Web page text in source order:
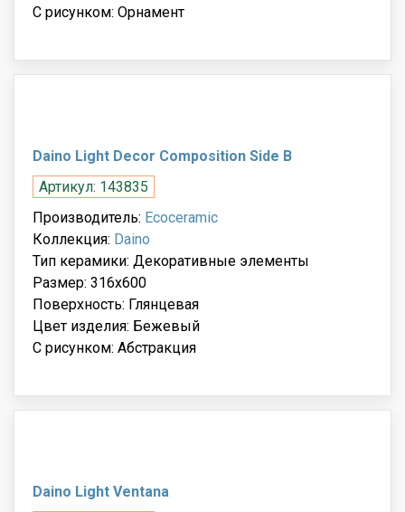
С рисунком: Орнамент
Daino Light Decor Composition Side B
Артикул: 143835
Производитель: Ecoceramic
Коллекция: Daino
Тип керамики: Декоративные элементы
Размер: 316x600
Поверхность: Глянцевая
Цвет изделия: Бежевый
С рисунком: Абстракция
Daino Light Ventana